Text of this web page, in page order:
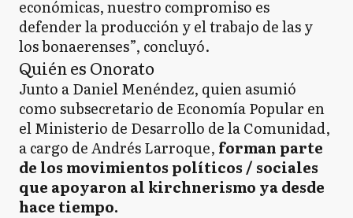
económicas, nuestro compromiso es
defender la producción y el trabajo de las y
los bonaerenses”, concluyó.
Quién es Onorato
Junto a Daniel Menéndez, quien asumió
como subsecretario de Economía Popular en
el Ministerio de Desarrollo de la Comunidad,
a cargo de Andrés Larroque, forman parte
de los movimientos políticos / sociales
que apoyaron al kirchnerismo ya desde
hace tiempo.